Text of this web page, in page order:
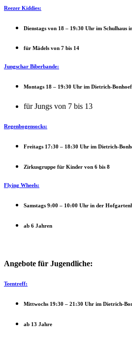
Reezer Kiddies:
Dienstags von 18 – 19:30 Uhr im Schulhaus
für Mädels von 7 bis 14
Jungschar Biberbande:
Montags 18 – 19:30 Uhr im Dietrich-
für Jungs von 7 bis 13
Regenbogensocks:
Freitags 17:30 – 18:30 Uhr im Dietrich-
Zirkusgruppe für Kinder von 6 bis 8
Flying Wheels:
Samstags 9:00 – 10:00 Uhr in der
ab 6 Jahren
Angebote für Jugendliche:
Teentreff:
Mittwochs 19:30 – 21:30 Uhr im Dietrich-
ab 13 Jahre